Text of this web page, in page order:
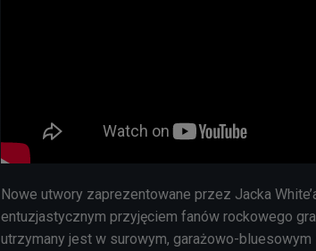
Nowe utwory zaprezentowane przez Jacka
entuzjastycznym przyjęciem fanów rockowego
utrzymany jest w surowym, garażowo-